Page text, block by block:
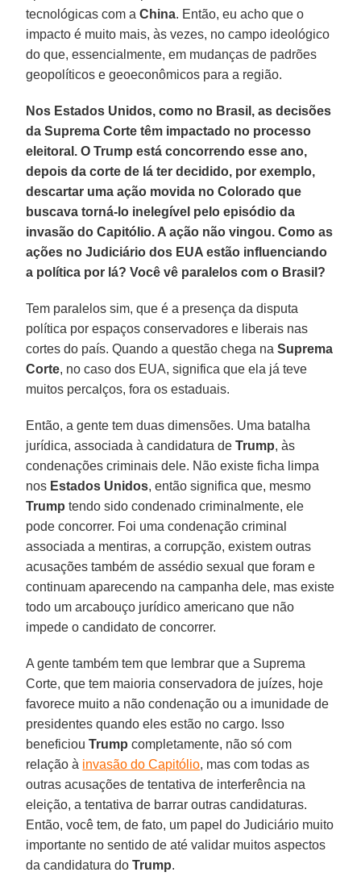
tecnológicas com aChina. Então, eu acho que o
impacto é muito mais, às vezes, no campo ideológico
do que, essencialmente, em mudanças de padrões
geopolíticos e geoeconômicos para a região.
Nos Estados Unidos, como no Brasil, as decisões
da Suprema Corte têm impactado no processo
eleitoral. O Trump está concorrendo esse ano,
depois da corte de lá ter decidido, por exemplo,
descartar uma ação movida no Colorado que
buscava torná-lo inelegível pelo episódio da
invasão do Capitólio. A ação não vingou. Como as
ações no Judiciário dos EUA estão influenciando
a política por lá? Você vê paralelos com o Brasil?
Tem paralelos sim, que é a presença da disputa
política por espaços conservadores e liberais nas
cortes do país. Quando a questão chega naSuprema
Corte, no caso dos EUA, significa que ela já teve
muitos percalços, fora os estaduais.
Então, a gente tem duas dimensões. Uma batalha
jurídica, associada à candidatura deTrump, às
condenações criminais dele. Não existe ficha limpa
nos Estados Unidos, então significa que, mesmo
Trump tendo sido condenado criminalmente, ele
pode concorrer. Foi uma condenação criminal
associada a mentiras, a corrupção, existem outras
acusações também de assédio sexual que foram e
continuam aparecendo na campanha dele, mas existe
todo um arcabouço jurídico americano que não
impede o candidato de concorrer.
A gente também tem que lembrar que a Suprema
Corte, que tem maioria conservadora de juízes, hoje
favorece muito a não condenação ou a imunidade de
presidentes quando eles estão no cargo. Isso
beneficiouTrump completamente, não só com
relação à invasão do Capitólio, mas com todas as
outras acusações de tentativa de interferência na
eleição, a tentativa de barrar outras candidaturas.
Então, você tem, de fato, um papel do Judiciário muito
importante no sentido de até validar muitos aspectos
da candidatura doTrump.